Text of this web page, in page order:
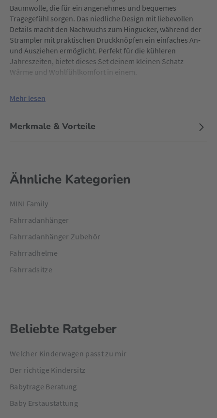
Baumwolle, die für ein angenehmes und bequemes
Tragegefühl sorgen. Das niedliche Design mit liebevollen
Details macht den Nachwuchs zum Hingucker, während der
Strampler mit praktischen Druckknöpfen ein einfaches An-
und Ausziehen ermöglicht. Perfekt für die kühleren
Jahreszeiten, bietet dieses Set deinem kleinen Schatz
Wärme und Wohlfühlkomfort in einem.
Mehr lesen
Merkmale & Vorteile
Ähnliche Kategorien
MINI Family
Fahrradanhänger
Fahrradanhänger Zubehör
Fahrradhelme
Fahrradsitze
Beliebte Ratgeber
Welcher Kinderwagen passt zu mir
Der richtige Kindersitz
Babytrage Beratung
Baby Erstaustattung